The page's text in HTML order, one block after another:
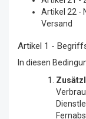
Artikel 22 -
Versand
Artikel 1 -
In diesen